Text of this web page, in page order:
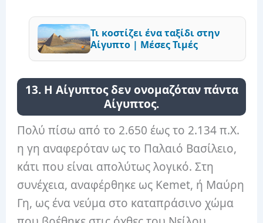
Τι κοστίζει ένα ταξίδι στην
Αίγυπτο | Μέσες Τιμές
13. Η Αίγυπτος δεν ονομαζόταν πάντα
Αίγυπτος.
Πολύ πίσω από το 2.650 έως το 2.134 π.Χ.
η γη αναφερόταν ως το Παλαιό Βασίλειο,
κάτι που είναι απολύτως λογικό. Στη
συνέχεια, αναφέρθηκε ως Kemet, ή Μαύρη
Γη, ως ένα νεύμα στο καταπράσινο χώμα